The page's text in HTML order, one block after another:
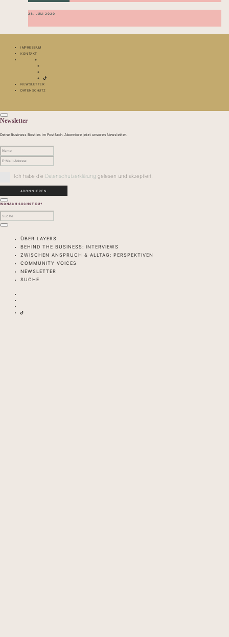
28. JULI 2020
IMPRESSUM
KONTAKT
NEWSLETTER
DATENSCHUTZ
Newsletter
Deine Business Besties im Postfach. Abonniere jetzt unseren Newsletter.
Ich habe die Datenschutzerklärung gelesen und akzeptiert.
WONACH SUCHST DU?
ÜBER LAYERS
BEHIND THE BUSINESS: INTERVIEWS
ZWISCHEN ANSPRUCH & ALLTAG: PERSPEKTIVEN
COMMUNITY VOICES
NEWSLETTER
SUCHE